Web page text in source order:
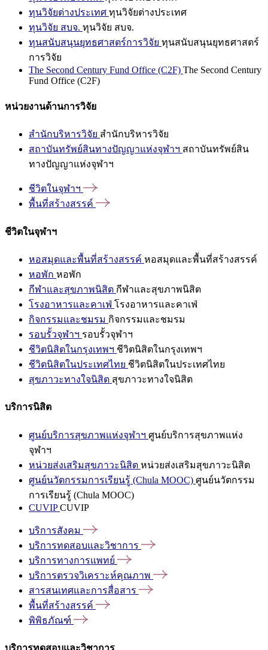
ทุนวิจัยต่างประเทศ ทุนวิจัยต่างประเทศ
ทุนวิจัย สบจ. ทุนวิจัย สบจ.
ทุนสนับสนุนยุทธศาสตร์การวิจัย ทุนสนับสนุนยุทธศาสตร์
การวิจัย
The Second Century Fund Office (C2F) The Second Century
Fund Office (C2F)
หน่วยงานด้านการวิจัย
สำนักบริหารวิจัย สำนักบริหารวิจัย
สถาบันทรัพย์สินทางปัญญาแห่งจุฬาฯ สถาบันทรัพย์สิน
ทางปัญญาแห่งจุฬาฯ
ชีวิตในจุฬาฯ
พื้นที่สร้างสรรค์
ชีวิตในจุฬาฯ
หอสมุดและพื้นที่สร้างสรรค์ หอสมุดและพื้นที่สร้างสรรค์
หอพัก หอพัก
กีฬาและสุขภาพนิสิต กีฬาและสุขภาพนิสิต
โรงอาหารและคาเฟ่ โรงอาหารและคาเฟ่
กิจกรรมและชมรม กิจกรรมและชมรม
รอบรั้วจุฬาฯ รอบรั้วจุฬาฯ
ชีวิตนิสิตในกรุงเทพฯ ชีวิตนิสิตในกรุงเทพฯ
ชีวิตนิสิตในประเทศไทย ชีวิตนิสิตในประเทศไทย
สุขภาวะทางใจนิสิต สุขภาวะทางใจนิสิต
บริการนิสิต
ศูนย์บริการสุขภาพแห่งจุฬาฯ ศูนย์บริการสุขภาพแห่ง
จุฬาฯ
หน่วยส่งเสริมสุขภาวะนิสิต หน่วยส่งเสริมสุขภาวะนิสิต
ศูนย์นวัตกรรมการเรียนรู้ (Chula MOOC) ศูนย์นวัตกรรม
การเรียนรู้ (Chula MOOC)
CUVIPCUVIP
บริการสังคม
บริการทดสอบและวิชาการ
บริการทางการแพทย์
บริการตรวจวิเคราะห์คุณภาพ
สารสนเทศและการสื่อสาร
พื้นที่สร้างสรรค์
พิพิธภัณฑ์
บริการทดสอบและวิชาการ